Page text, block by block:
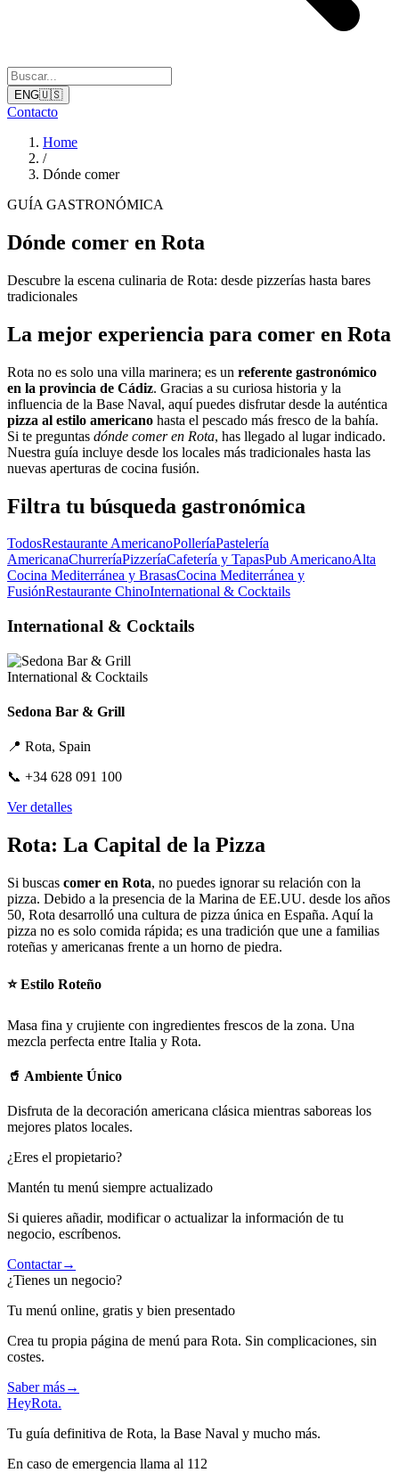
ENG🇺🇸
Contacto
Home
/
Dónde comer
GUÍA GASTRONÓMICA
Dónde comer en Rota
Descubre la escena culinaria de Rota: desde pizzerías hasta bares
tradicionales
La mejor experiencia para comer en Rota
Rota no es solo una villa marinera; es un referente gastronómico
en la provincia de Cádiz. Gracias a su curiosa historia y la
influencia de la Base Naval, aquí puedes disfrutar desde la auténtica
pizza al estilo americano hasta el pescado más fresco de la bahía.
Si te preguntas dónde comer en Rota, has llegado al lugar indicado.
Nuestra guía incluye desde los locales más tradicionales hasta las
nuevas aperturas de cocina fusión.
Filtra tu búsqueda gastronómica
TodosRestaurante AmericanoPolleríaPastelería
AmericanaChurreríaPizzeríaCafetería y TapasPub AmericanoAlta
Cocina Mediterránea y BrasasCocina Mediterránea y
FusiónRestaurante ChinoInternational & Cocktails
International & Cocktails
International & Cocktails
Sedona Bar & Grill
📍 Rota, Spain
📞 +34 628 091 100
Ver detalles
Rota: La Capital de la Pizza
Si buscas comer en Rota, no puedes ignorar su relación con la
pizza. Debido a la presencia de la Marina de EE.UU. desde los años
50, Rota desarrolló una cultura de pizza única en España. Aquí la
pizza no es solo comida rápida; es una tradición que une a familias
roteñas y americanas frente a un horno de piedra.
⭐ Estilo Roteño
Masa fina y crujiente con ingredientes frescos de la zona. Una
mezcla perfecta entre Italia y Rota.
🥤 Ambiente Único
Disfruta de la decoración americana clásica mientras saboreas los
mejores platos locales.
¿Eres el propietario?
Mantén tu menú siempre actualizado
Si quieres añadir, modificar o actualizar la información de tu
negocio, escríbenos.
Contactar→
¿Tienes un negocio?
Tu menú online, gratis y bien presentado
Crea tu propia página de menú para Rota. Sin complicaciones, sin
costes.
Saber más→
HeyRota.
Tu guía definitiva de Rota, la Base Naval y mucho más.
En caso de emergencia llama al 112